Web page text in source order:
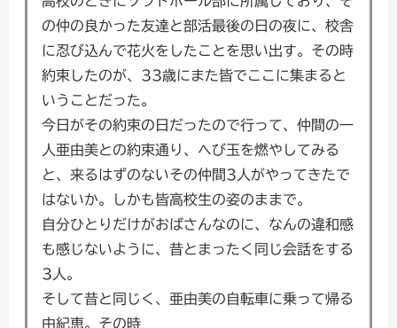
の仲の良かった友達と部活最後の日の夜に、校舎
に忍び込んで花火をしたことを思い出す。その時
約束したのが、33歳にまた皆でここに集まると
いうことだった。
今日がその約束の日だったので行って、仲間の一
人亜由美との約束通り、へび玉を燃やしてみる
と、来るはずのないその仲間3人がやってきたで
はないか。しかも皆高校生の姿のままで。
自分ひとりだけがおばさんなのに、なんの違和感
も感じないように、昔とまったく同じ会話をする
3人。
そして昔と同じく、亜由美の自転車に乗って帰る
由紀恵。その時